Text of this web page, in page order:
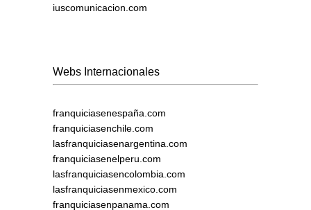
iuscomunicacion.com
Webs Internacionales
franquiciasenespaña.com
franquiciasenchile.com
lasfranquiciasenargentina.com
franquiciasenelperu.com
lasfranquiciasencolombia.com
lasfranquiciasenmexico.com
franquiciasenpanama.com